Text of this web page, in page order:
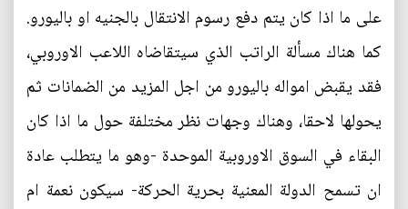
على ما اذا كان يتم دفع رسوم الانتقال بالجنيه او باليورو.
كما هناك مسألة الراتب الذي سيتقاضاه اللاعب الاوروبي،
فقد يقبض امواله باليورو من اجل المزيد من الضمانات ثم
يحولها لاحقا، وهناك وجهات نظر مختلفة حول ما اذا كان
البقاء في السوق الاوروبية الموحدة -وهو ما يتطلب عادة
ان تسمح الدولة المعنية بحرية الحركة- سيكون نعمة ام